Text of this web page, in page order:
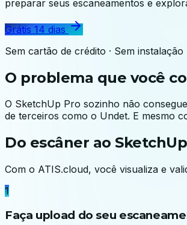
preparar seus escaneamentos e
Grátis 14 dias
Sem cartão de crédito · Sem instalação
O problema que você
O SketchUp Pro sozinho não
de terceiros como o Undet. E mesmo
Do escâner ao
Com o ATIS.cloud, você visualiza e
1
Faça upload do seu